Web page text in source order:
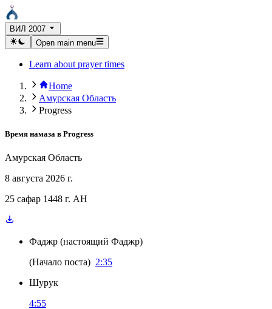
ВИЛ 2007
Open main menu
Learn about prayer times
Home
Амурская Область
Progress
Время намаза в Progress
Амурская Область
8 августа 2026 г.
25 сафар 1448 г. AH
Фаджр (настоящий Фаджр)
(Начало поста) 2:35
Шурук
4:55